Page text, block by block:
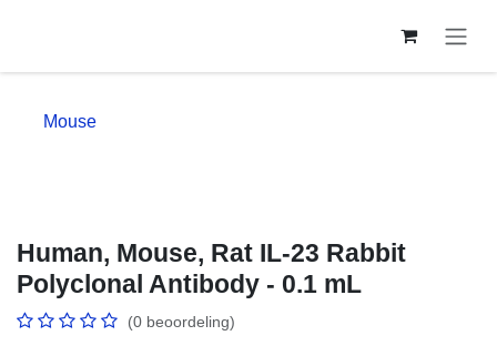
Mouse
Human, Mouse, Rat IL-23 Rabbit
Polyclonal Antibody - 0.1 mL
(0 beoordeling)